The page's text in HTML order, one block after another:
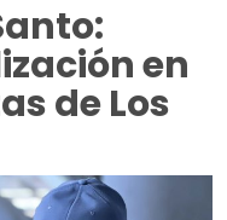
en
de Los